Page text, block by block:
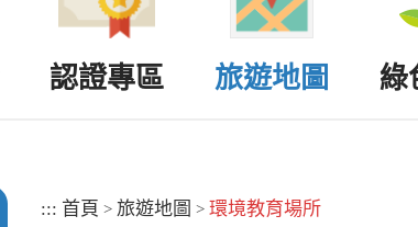
認證專區 旅遊地圖 綠
::: 首頁 > 旅遊地圖 > 環境教育場所